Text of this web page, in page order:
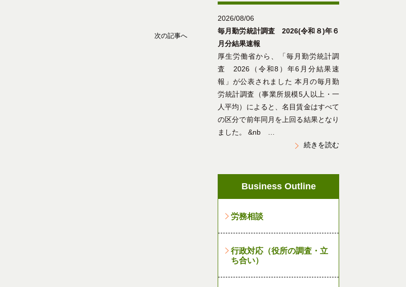
次の記事へ
2026/08/06
毎月勤労統計調査 2026(令和８)年６
月分結果速報
厚生労働省から、「毎月勤労統計調
査 2026（令和8）年6月分結果速
報」が公表されました 本月の毎月勤
労統計調査（事業所規模5人以上・一
人平均）によると、名目賃金はすべて
の区分で前年同月を上回る結果となり
ました。 &nb …
続きを読む
Business Outline
労務相談
行政対応（役所の調査・立
ち合い）